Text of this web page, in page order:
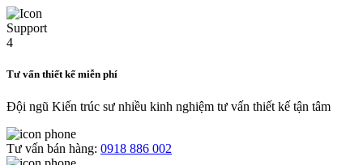
Tư vấn thiết kế miễn phí
Đội ngũ Kiến trúc sư nhiều kinh nghiệm tư vấn thiết kế tận tâm
Tư vấn bán hàng: 0918 886 002